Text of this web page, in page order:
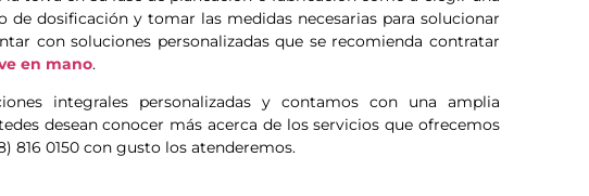
dosificación y tomar las medidas necesarias para solucionar
con soluciones personalizadas que se recomienda contratar
en mano.
integrales personalizadas y contamos con una amplia
desean conocer más acerca de los servicios que ofrecemos
816 0150 con gusto los atenderemos.